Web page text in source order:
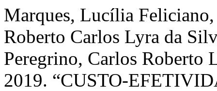
Marques, Lucília
Roberto Carlos Lyra da
Peregrino, Carlos Roberto
2019. “CUSTO-